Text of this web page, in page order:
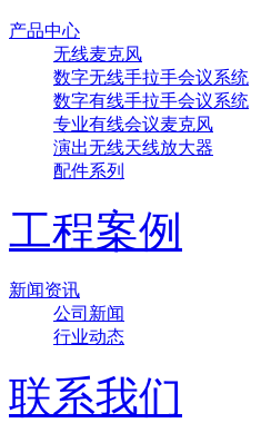
产品中心
无线麦克风
数字无线手拉手会议系统
数字有线手拉手会议系统
专业有线会议麦克风
演出无线天线放大器
配件系列
工程案例
新闻资讯
公司新闻
行业动态
联系我们